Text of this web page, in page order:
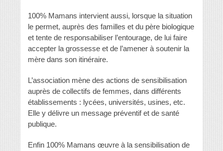
100% Mamans intervient aussi, lorsque la situation
le permet, auprès des familles et du père biologique
et tente de responsabiliser l’entourage, de lui faire
accepter la grossesse et de l’amener à soutenir la
mère dans son itinéraire.
L’association mène des actions de sensibilisation
auprès de collectifs de femmes, dans différents
établissements : lycées, universités, usines, etc.
Elle y délivre un message préventif et de santé
publique.
Enfin 100% Mamans œuvre à la sensibilisation de